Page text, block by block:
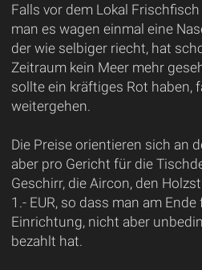
Falls vor dem Lokal
man es wagen einmal eine
der wie selbiger riecht, hat
Zeitraum kein Meer mehr
sollte ein kräftiges Rot haben,
weitergehen.
Die Preise orientieren sich an
aber pro Gericht für die
Geschirr, die Aircon, den
1.- EUR, so dass man am
Einrichtung, nicht aber
bezahlt hat.